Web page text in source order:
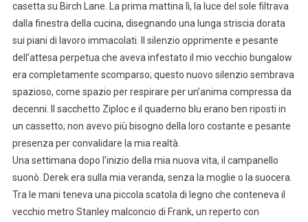
casetta su Birch Lane. La prima mattina lì, la luce del sole filtrava
dalla finestra della cucina, disegnando una lunga striscia dorata
sui piani di lavoro immacolati. Il silenzio opprimente e pesante
dell’attesa perpetua che aveva infestato il mio vecchio bungalow
era completamente scomparso; questo nuovo silenzio sembrava
spazioso, come spazio per respirare per un’anima compressa da
decenni. Il sacchetto Ziploc e il quaderno blu erano ben riposti in
un cassetto; non avevo più bisogno della loro costante e pesante
presenza per convalidare la mia realtà.
Una settimana dopo l’inizio della mia nuova vita, il campanello
suonò. Derek era sulla mia veranda, senza la moglie o la suocera.
Tra le mani teneva una piccola scatola di legno che conteneva il
vecchio metro Stanley malconcio di Frank, un reperto con